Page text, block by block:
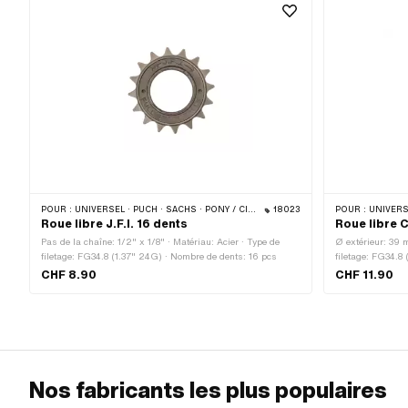
POUR : UNIVERSEL · PUCH · SACHS · PONY / CILO (BÊTA 521 & 512) 18023
Roue libre J.F.I. 16 dents
Pas de la chaîne: 1/2" x 1/8" · Matériau: Acier · Type de
filetage: FG34.8 (1.37" 24G) · Nombre de dents: 16 pcs
CHF 8.90
POUR : UNIVERSEL
Roue libre
Ø extérieur: 39
filetage: FG34.8
du filetage: 12.5
CHF 11.90
Nos fabricants les plus populaires